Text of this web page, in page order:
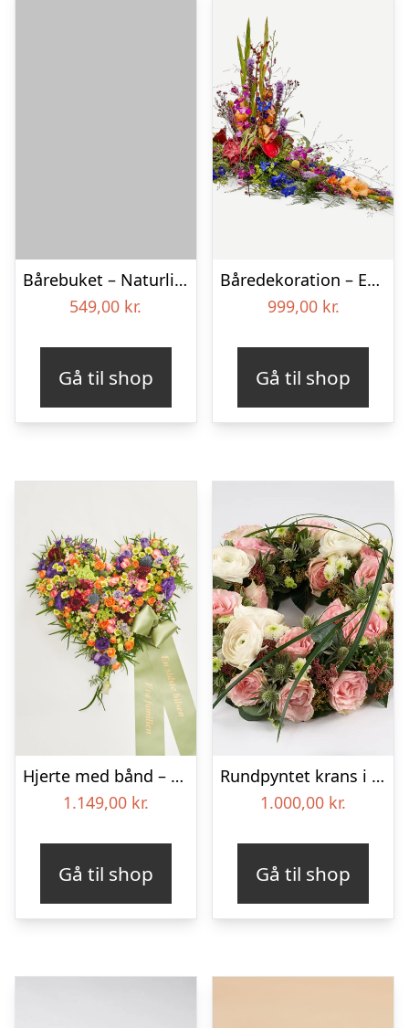
Bårebuket – Naturlig hvid
549,00 kr.
Gå til shop
Båredekoration – Et farverigt farvel
999,00 kr.
Gå til shop
Hjerte med bånd – Floristens kreative valg
1.149,00 kr.
Gå til shop
Rundpyntet krans i lyse farver – Blomster til begravelse
1.000,00 kr.
Gå til shop